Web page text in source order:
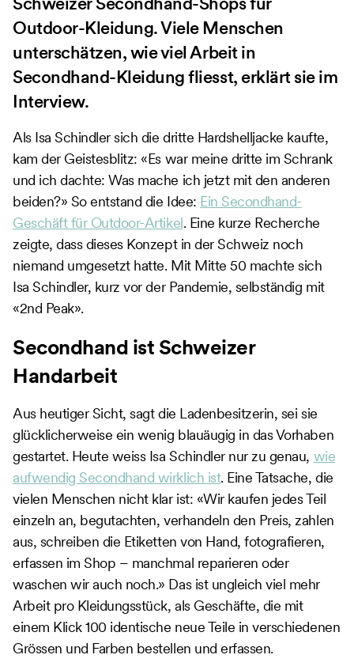
Outdoor-Kleidung. Viele Menschen
unterschätzen, wie viel Arbeit in
Secondhand-Kleidung fliesst, erklärt sie im
Interview.
Als Isa Schindler sich die dritte Hardshelljacke kaufte,
kam der Geistesblitz: «Es war meine dritte im Schrank
und ich dachte: Was mache ich jetzt mit den anderen
beiden?» So entstand die Idee: Ein Secondhand-
Geschäft für Outdoor-Artikel. Eine kurze Recherche
zeigte, dass dieses Konzept in der Schweiz noch
niemand umgesetzt hatte. Mit Mitte 50 machte sich
Isa Schindler, kurz vor der Pandemie, selbständig mit
«2nd Peak».
Secondhand ist Schweizer
Handarbeit
Aus heutiger Sicht, sagt die Ladenbesitzerin, sei sie
glücklicherweise ein wenig blauäugig in das Vorhaben
gestartet. Heute weiss Isa Schindler nur zu genau, wie
aufwendig Secondhand wirklich ist. Eine Tatsache, die
vielen Menschen nicht klar ist: «Wir kaufen jedes Teil
einzeln an, begutachten, verhandeln den Preis, zahlen
aus, schreiben die Etiketten von Hand, fotografieren,
erfassen im Shop – manchmal reparieren oder
waschen wir auch noch.» Das ist ungleich viel mehr
Arbeit pro Kleidungsstück, als Geschäfte, die mit
einem Klick 100 identische neue Teile in verschiedenen
Grössen und Farben bestellen und erfassen.